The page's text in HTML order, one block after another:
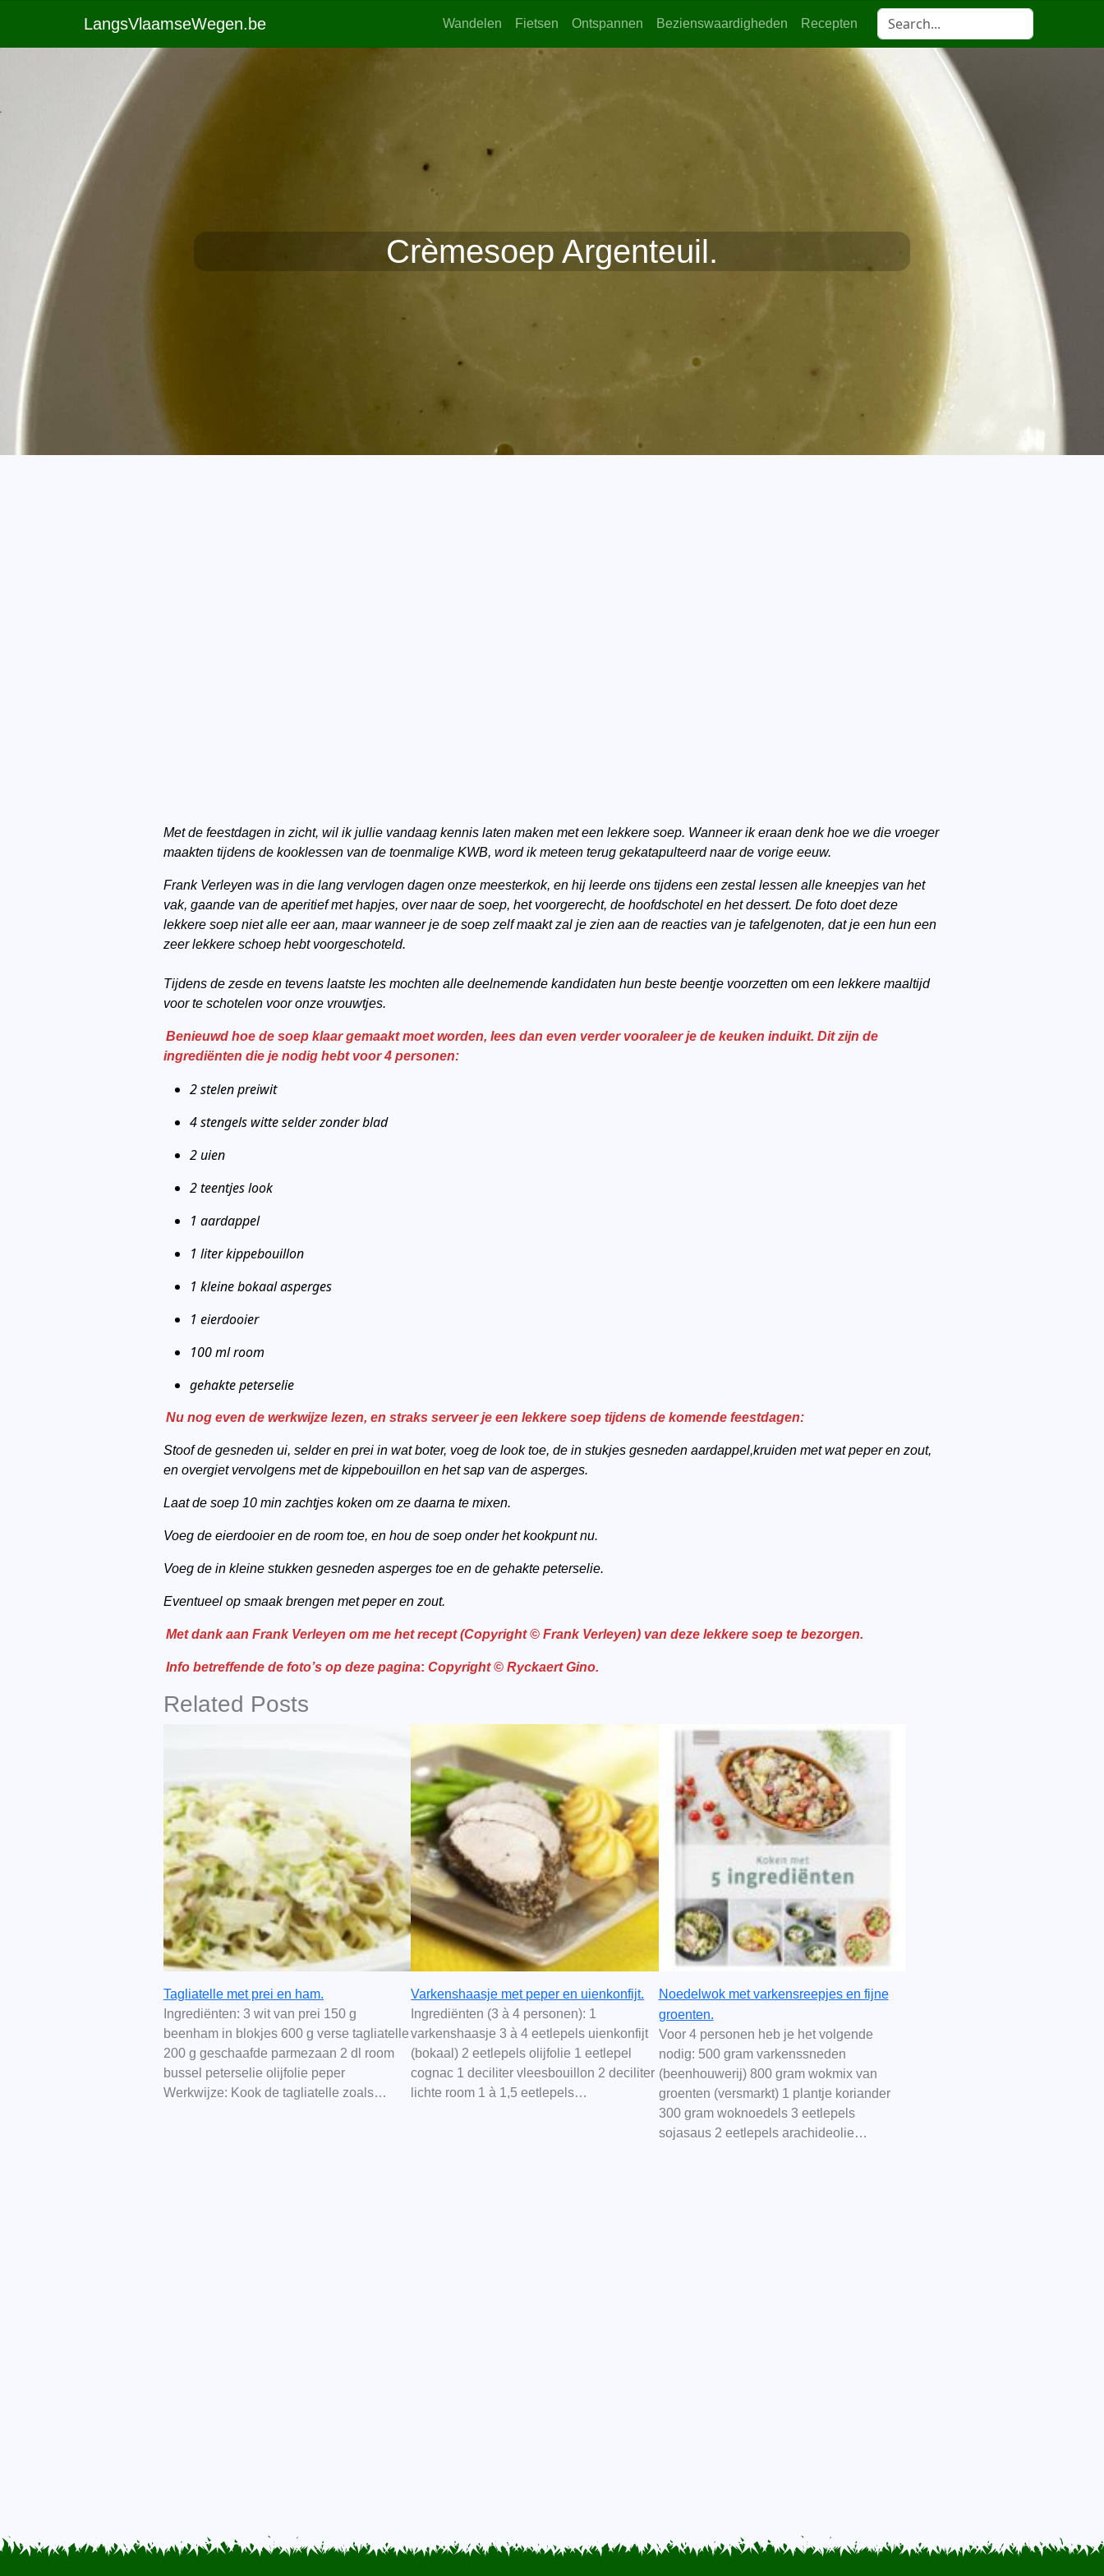
LangsVlaamseWegen.be Wandelen Fietsen Ontspannen Bezienswaardigheden Recepten
Crèmesoep Argenteuil.
Met de feestdagen in zicht, wil ik jullie vandaag kennis laten maken met een lekkere soep. Wanneer ik eraan denk hoe we die vroeger
maakten tijdens de kooklessen van de toenmalige KWB, word ik meteen terug gekatapulteerd naar de vorige eeuw.
Frank Verleyen was in die lang vervlogen dagen onze meesterkok, en hij leerde ons tijdens een zestal lessen alle kneepjes van het
vak, gaande van de aperitief met hapjes, over naar de soep, het voorgerecht, de hoofdschotel en het dessert. De foto doet deze
lekkere soep niet alle eer aan, maar wanneer je de soep zelf maakt zal je zien aan de reacties van je tafelgenoten, dat je een hun een
zeer lekkere schoep hebt voorgeschoteld.
Tijdens de zesde en tevens laatste les mochten alle deelnemende kandidaten hun beste beentje voorzetten om een lekkere maaltijd
voor te schotelen voor onze vrouwtjes.
Benieuwd hoe de soep klaar gemaakt moet worden, lees dan even verder vooraleer je de keuken induikt. Dit zijn de
ingrediënten die je nodig hebt voor 4 personen:
2 stelen preiwit
4 stengels witte selder zonder blad
2 uien
2 teentjes look
1 aardappel
1 liter kippebouillon
1 kleine bokaal asperges
1 eierdooier
100 ml room
gehakte peterselie
Nu nog even de werkwijze lezen, en straks serveer je een lekkere soep tijdens de komende feestdagen:
Stoof de gesneden ui, selder en prei in wat boter, voeg de look toe, de in stukjes gesneden aardappel,kruiden met wat peper en zout,
en overgiet vervolgens met de kippebouillon en het sap van de asperges.
Laat de soep 10 min zachtjes koken om ze daarna te mixen.
Voeg de eierdooier en de room toe, en hou de soep onder het kookpunt nu.
Voeg de in kleine stukken gesneden asperges toe en de gehakte peterselie.
Eventueel op smaak brengen met peper en zout.
Met dank aan Frank Verleyen om me het recept (Copyright © Frank Verleyen) van deze lekkere soep te bezorgen.
Info betreffende de foto’s op deze pagina: Copyright © Ryckaert Gino.
Related Posts
Tagliatelle met prei en ham.
Ingrediënten: 3 wit van prei 150 g
beenham in blokjes 600 g verse tagliatelle
200 g geschaafde parmezaan 2 dl room
bussel peterselie olijfolie peper
Werkwijze: Kook de tagliatelle zoals…
Varkenshaasje met peper en uienkonfijt.
Ingrediënten (3 à 4 personen): 1
varkenshaasje 3 à 4 eetlepels uienkonfijt
(bokaal) 2 eetlepels olijfolie 1 eetlepel
cognac 1 deciliter vleesbouillon 2 deciliter
lichte room 1 à 1,5 eetlepels…
Noedelwok met varkensreepjes en fijne
groenten.
Voor 4 personen heb je het volgende
nodig: 500 gram varkenssneden
(beenhouwerij) 800 gram wokmix van
groenten (versmarkt) 1 plantje koriander
300 gram woknoedels 3 eetlepels
sojasaus 2 eetlepels arachideolie…